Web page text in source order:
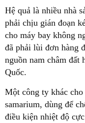
Hệ quả là nhiều nhà
phải chịu gián đoạn
cho máy bay không
đã phải lùi đơn hàng
nguồn nam châm đất
Quốc.
Một công ty khác
samarium, dùng để
điều kiện nhiệt độ